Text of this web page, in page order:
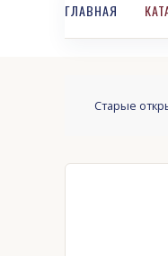
ГЛАВНАЯ
Старые